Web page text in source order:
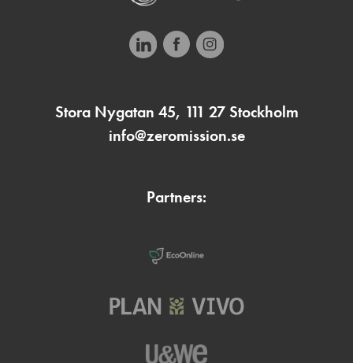
Stora Nygatan 45, 111 27 Stockholm
info@zeromission.se
Partners: